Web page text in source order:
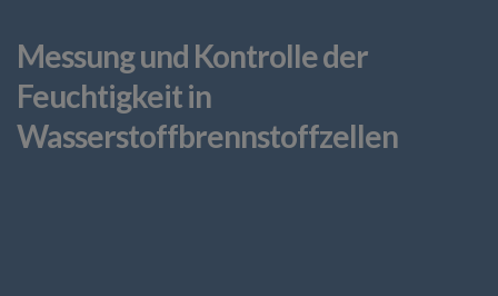
Messung und Kontrolle der
Feuchtigkeit in
Wasserstoffbrennstoffzellen